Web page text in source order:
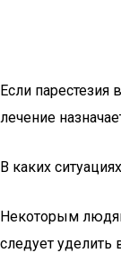
Если парестезия
лечение
В каких
Некоторым
следует